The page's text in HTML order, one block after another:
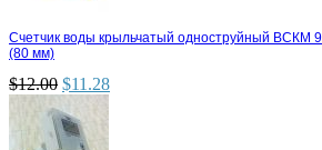
Счетчик воды крыльчатый одноструйный ВСКМ
(80 мм)
$12.00 $11.28